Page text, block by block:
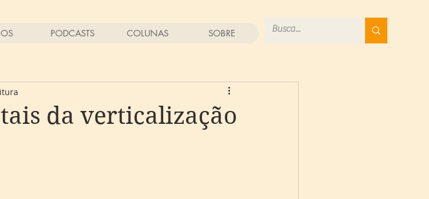
PODCASTS COLUNAS SOBRE
da verticalização